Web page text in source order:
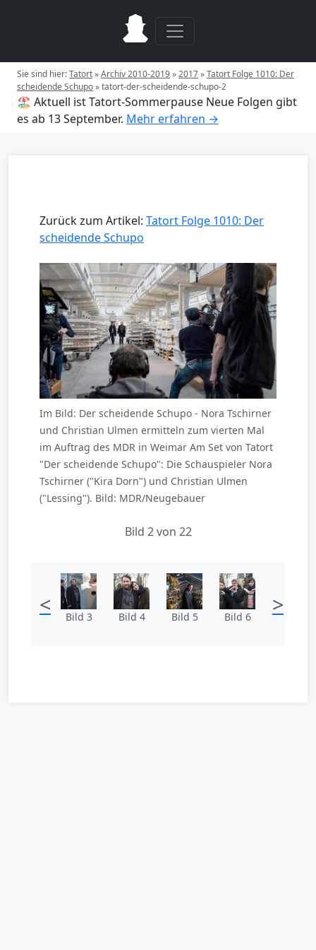
Sie sind hier:Tatort»Archiv 2010-2019»2017»Tatort Folge 1010: Der
scheidende Schupo»tatort-der-scheidende-schupo-2
🏖️ Aktuell ist Tatort-Sommerpause Neue Folgen gibt
es ab 13 September. Mehr erfahren →
Zurück zum Artikel: Tatort Folge 1010: Der
scheidende Schupo
Im Bild: Der scheidende Schupo - Nora Tschirner
und Christian Ulmen ermitteln zum vierten Mal
im Auftrag des MDR in Weimar Am Set von Tatort
"Der scheidende Schupo": Die Schauspieler Nora
Tschirner ("Kira Dorn") und Christian Ulmen
("Lessing"). Bild: MDR/Neugebauer
Bild 2 von 22
< Bild 3 Bild 4 Bild 5 Bild 6 >